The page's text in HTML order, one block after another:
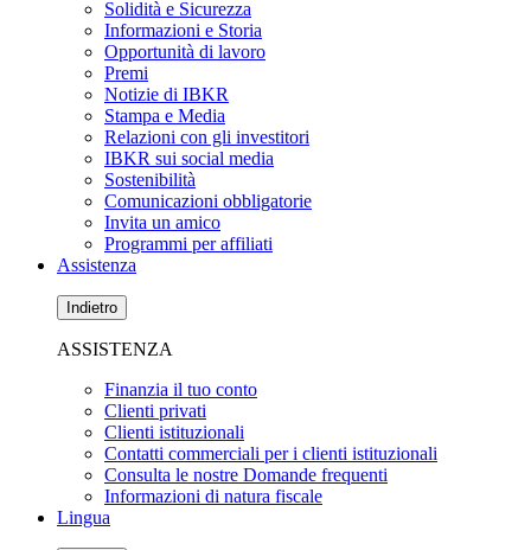
Solidità e Sicurezza
Informazioni e Storia
Opportunità di lavoro
Premi
Notizie di IBKR
Stampa e Media
Relazioni con gli investitori
IBKR sui social media
Sostenibilità
Comunicazioni obbligatorie
Invita un amico
Programmi per affiliati
Assistenza
Indietro
ASSISTENZA
Finanzia il tuo conto
Clienti privati
Clienti istituzionali
Contatti commerciali per i clienti istituzionali
Consulta le nostre Domande frequenti
Informazioni di natura fiscale
Lingua